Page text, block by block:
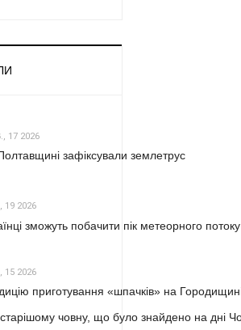
17 2026
зафіксували землетрус
19 2026
зможуть побачити пік метеорного
15 2026
приготування «шпачків» на
човну, що було знайдено на дні